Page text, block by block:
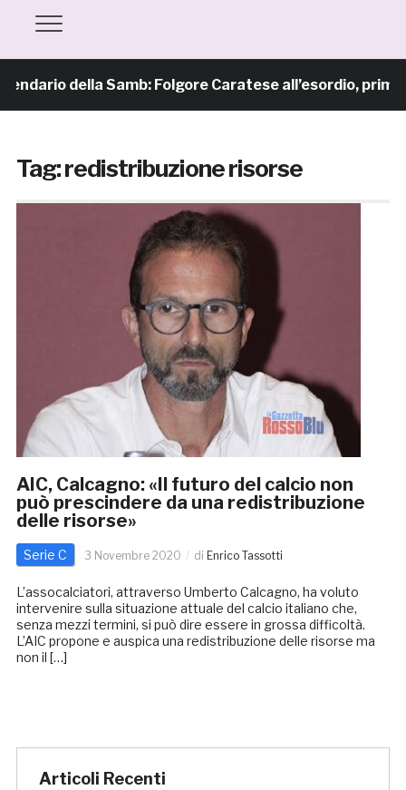
della Samb: Folgore Caratese all’esordio, prima
Tag:redistribuzione risorse
AIC, Calcagno: «Il futuro del calcio non
può prescindere da una redistribuzione
delle risorse»
Serie C 3 Novembre 2020 di Enrico Tassotti
L’assocalciatori, attraverso Umberto Calcagno, ha voluto
intervenire sulla situazione attuale del calcio italiano che,
senza mezzi termini, si può dire essere in grossa difficoltà.
L’AIC propone e auspica una redistribuzione delle risorse ma
non il […]
Articoli Recenti